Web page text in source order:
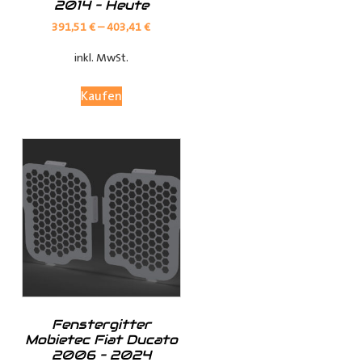
Verkleidungen bieten optimalen Schutz für Ihren
Laderaum, wodurch Ihr Fahrzeug länger in Top-Zustand
(je nach Fahrzeugmodell, sind nur die jeweils möglichen
Fensterteile:
Ø Fensterloser Laderaum = Im Laderaum sind keine
Fenster vorhanden
Ø Fenster im Laderaum = Es sind Fenster in der
Schiebtür(en) und in der Heckklappe / Hecktüren, diese
2014 – Heute
391,51€–403,41€
inkl. MwSt.
Kaufen
Fenstergitter
Mobietec Fiat Ducato
2006 – 2024